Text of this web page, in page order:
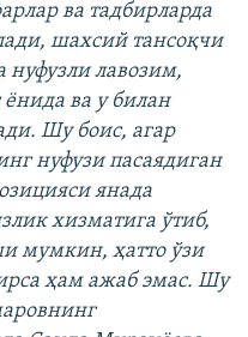
ва тадбирларда
шахсий тансоқчи
лавозим,
ва у билан
Шу боис, агар
нуфузи пасаядиган
янада
хизматига ўтиб,
мумкин, ҳатто ўзи
ҳам ажаб эмас. Шу